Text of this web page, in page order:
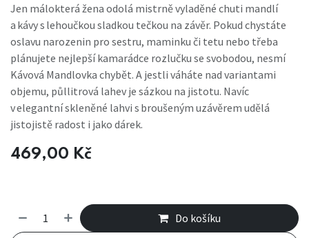
Jen málokterá žena odolá mistrně vyladěné chuti mandlí
a kávy s lehoučkou sladkou tečkou na závěr. Pokud chystáte
oslavu narozenin pro sestru, maminku či tetu nebo třeba
plánujete nejlepší kamarádce rozlučku se svobodou, nesmí
Kávová Mandlovka chybět. A jestli váháte nad variantami
objemu, půllitrová lahev je sázkou na jistotu. Navíc
v elegantní skleněné lahvi s broušeným uzávěrem udělá
jistojistě radost i jako dárek.
469,00 Kč
Do košíku